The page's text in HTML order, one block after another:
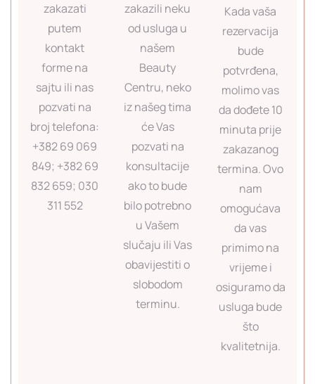
zakazati
putem
kontakt
forme na
sajtu ili nas
pozvati na
broj telefona:
+382 69 069
849; +382 69
832 659; 030
311 552
zakazili neku
od usluga u
našem
Beauty
Centru, neko
iz našeg tima
će Vas
pozvati na
konsultacije
ako to bude
bilo potrebno
u Vašem
slučaju ili Vas
obavijestiti o
slobodom
terminu.
Kada vaša
rezervacija
bude
potvrđena,
molimo vas
da dođete 10
minuta prije
zakazanog
termina. Ovo
nam
omogućava
da vas
primimo na
vrijeme i
osiguramo da
usluga bude
što
kvalitetnija.